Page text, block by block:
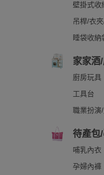
壁掛式收
吊桿/衣
睡袋收納
家家酒
廚房玩具
工具台
職業扮演
待產包
哺乳內衣
孕婦內褲